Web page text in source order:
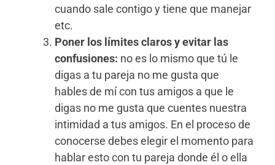
cuando sale contigo y tiene que manejar
etc.
Poner los límites claros y evitar las
confusiones: no es lo mismo que tú le
digas a tu pareja no me gusta que
hables de mí con tus amigos a que le
digas no me gusta que cuentes nuestra
intimidad a tus amigos. En el proceso de
conocerse debes elegir el momento para
hablar esto con tu pareja donde él o ella